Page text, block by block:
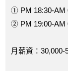
① PM 18:30-AM
② PM 19:00-AM
月薪資：30,000-